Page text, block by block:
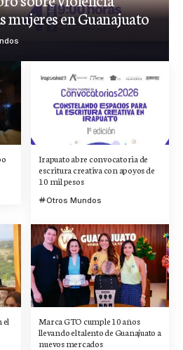
mujeres en Guanajuato
Irapuato abre convocatoria de
escritura creativa con apoyos de
10 mil pesos
Otros Mundos
el
Marca GTO cumple 10 años
llevando el talento de Guanajuato a
nuevos mercados